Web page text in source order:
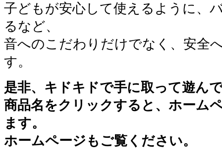
子どもが安心して使えるように、
るなど、
音へのこだわりだけでなく、安全
す。
是非、キドキドで手に取って遊ん
商品名をクリックすると、ホーム
ます。
ホームページもご覧ください。